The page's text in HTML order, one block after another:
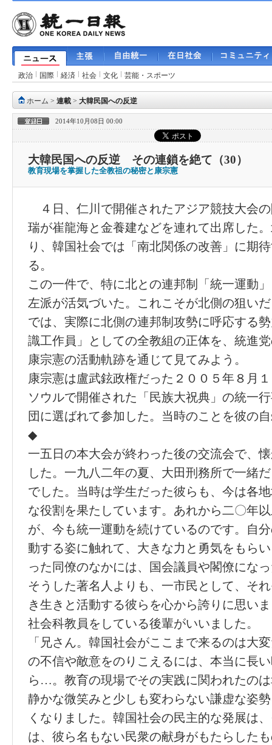
政治 国際 経済 社会 文化 芸能・スポーツ
ホーム > 連載 > 大韓民国への反逆
2014年10月08日 00:00
大韓民国への反逆 その連鎖を絶て（30）
教育現場を掌握した全教祖の秘密と康宗憲
４日、仁川で開催されたアジア競技大会
瑞が崔龍海と金養建などを連れて出席した
り、韓国社会では「南北関係の改善」に期
る。
この一件で、特に北との連邦制「統一運動
左派が活気づいた。これこそが北側の狙い
では、実際に北側の連邦制攻勢に呼応する
識工作員」としての全教組の正体を、統進
康宗憲の活動軌跡を通じて見てみよう。
康宗憲は盧武鉉政権だった２００５年８月
ソウルで開催された「民族大祝典」の統一
団に選ばれて参加した。当時のことを彼の
◆
一五日の本大会が終わった後の交流会で、
した。一九八二年の夏、大田刑務所で一緒
でした。当時は学生だった彼らも、今は各
な役割を果たしています。あれから二〇年
が、今も統一運動を続けているのです。自
動する姿に触れて、大きな力と勇気をもら
った同僚のなかには、国会議員や閣僚にな
そうした著名人よりも、一市民として、そ
き生きと活動する彼らを心から誇りに思い
社会科教員をしている後輩がいいました。
「兄さん。韓国社会がここまで来るのは大
の不信や敵意をのりこえるには、本当に長
ら…。教育の現場でその実践に関われたの
静かな微笑みと少しも変わらない謙虚な姿
くなりました。韓国社会の民主的な発展は
は、彼ら名もない民衆の献身がもたらした